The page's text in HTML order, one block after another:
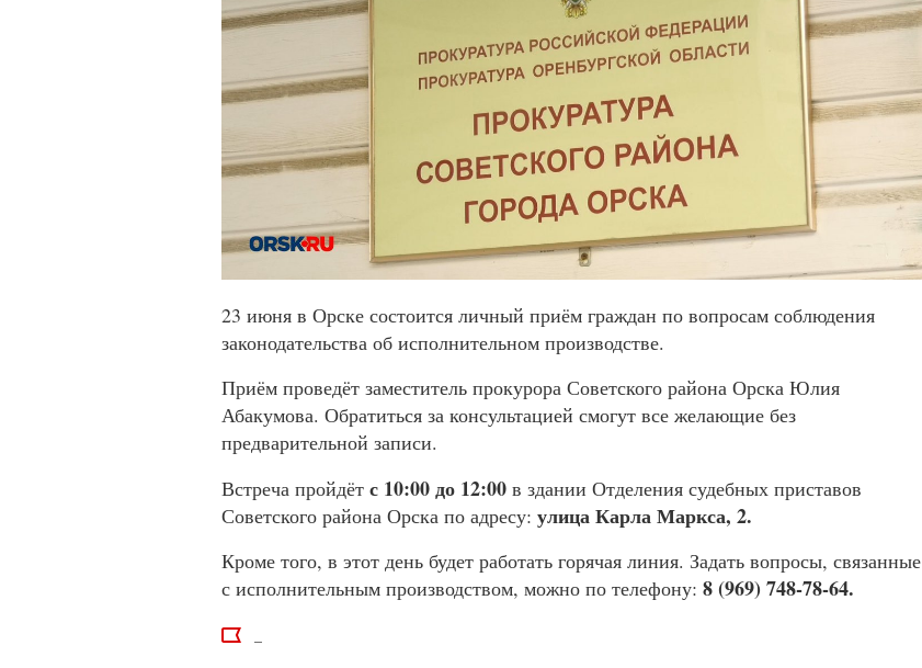
23 июня в Орске состоится личный приём граждан по вопросам соблюдения
законодательства об исполнительном производстве.
Приём проведёт заместитель прокурора Советского района Орска Юлия
Абакумова. Обратиться за консультацией смогут все желающие без
предварительной записи.
Встреча пройдёт с 10:00 до 12:00 в здании Отделения судебных приставов
Советского района Орска по адресу: улица Карла Маркса, 2.
Кроме того, в этот день будет работать горячая линия. Задать вопросы, связанные
с исполнительным производством, можно по телефону: 8 (969) 748-78-64.